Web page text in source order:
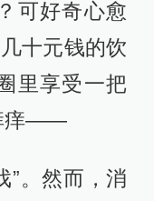
可好奇心愈
十元钱的饮
里享受一把
痒——
”。然而，消